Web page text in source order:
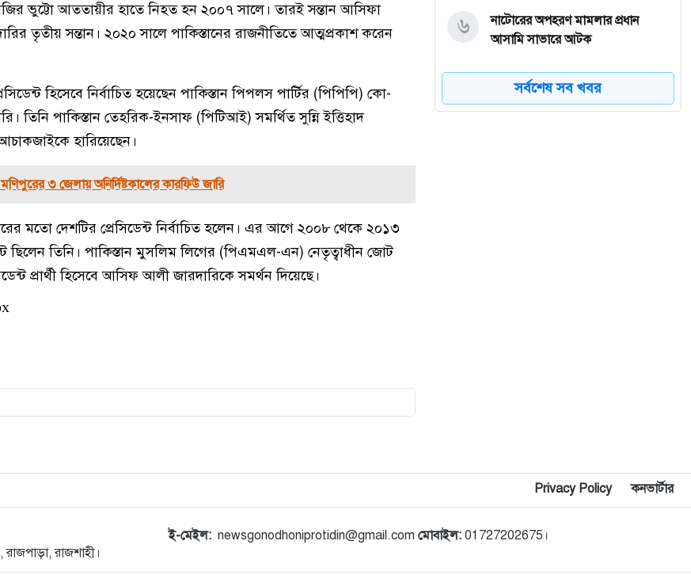
ভুট্টো আততায়ীর হাতে নিহত হন ২০০৭ সালে। তারই সন্তান আসিফা
তৃতীয় সন্তান। ২০২০ সালে পাকিস্তানের রাজনীতিতে আত্মপ্রকাশ করেন
হিসেবে নির্বাচিত হয়েছেন পাকিস্তান পিপলস পার্টির (পিপিপি) কো-
তিনি পাকিস্তান তেহরিক-ইনসাফ (পিটিআই) সমর্থিত সুন্নি ইত্তিহাদ
হারিয়েছেন।
৩ জেলায় অনির্দিষ্টকালের কারফিউ জারি
মতো দেশটির প্রেসিডেন্ট নির্বাচিত হলেন। এর আগে ২০০৮ থেকে ২০১৩
ছিলেন তিনি। পাকিস্তান মুসলিম লিগের (পিএমএল-এন) নেতৃত্বাধীন জোট
প্রার্থী হিসেবে আসিফ আলী জারদারিকে সমর্থন দিয়েছে।
নাটোরের অপহরণ মামলার প্রধান
আসামি সাভারে আটক
৬
নওগাঁর মান্দায় ২৯৬ বোতল
ফেন্সিডিলসহ ২ মাদক কারবারি
গণমাধ্যম শক্তিশালী হলেই গণতন্ত্র
১৩
সর্বশেষ সব খবর
Privacy Policy কনভার্টার
রাজশাহী।
ই-মেইল: newsgonodhoniprotidin@gmail.com মোবাইল: 01727202675।